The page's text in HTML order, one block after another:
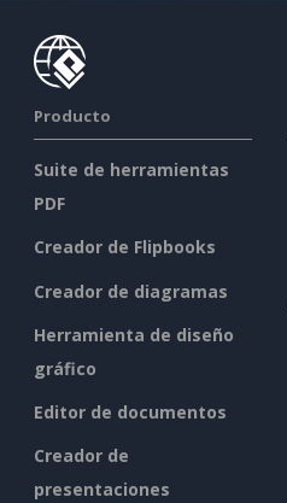
Producto
Suite de herramientas
PDF
Creador de Flipbooks
Creador de diagramas
Herramienta de diseño
gráfico
Editor de documentos
Creador de
presentaciones